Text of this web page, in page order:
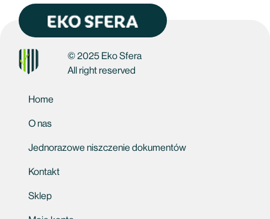
© 2025 Eko Sfera
All right reserved
Home
O nas
Jednorazowe niszczenie dokumentów
Kontakt
Sklep